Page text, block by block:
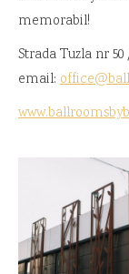
memorabil!
Strada Tuzla nr 50
email: